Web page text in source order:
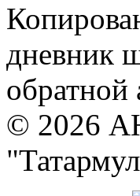
дневник
обратной
© 2026